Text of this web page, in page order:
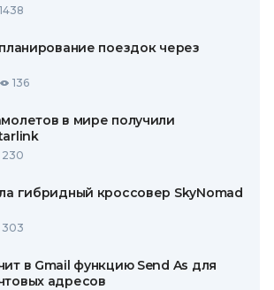
1438
поездок через
136
в мире получили
230
гибридный кроссовер SkyNomad
303
в Gmail функцию Send As для
адресов